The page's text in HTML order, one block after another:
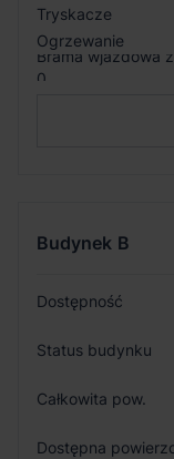
Tryskacze
Ogrzewanie
Brama wjazdowa
0
Budynek B
Dostępność
Status budynku
Całkowita pow.
Dostępna